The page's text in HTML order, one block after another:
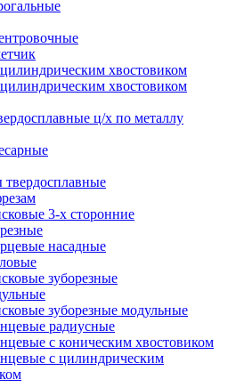
хвостовиком
хвостовиком
ц/х по металлу
твердосплавные
3-х сторонние
насадные
зуборезные
зуборезные модульные
радиусные
с коническим хвостовиком
с цилиндрическим